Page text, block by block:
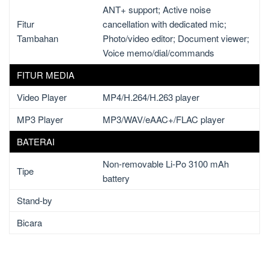
Fitur
Tambahan
ANT+ support; Active noise
cancellation with dedicated mic;
Photo/video editor; Document viewer;
Voice memo/dial/commands
FITUR MEDIA
Video Player
MP4/H.264/H.263 player
MP3 Player
MP3/WAV/eAAC+/FLAC player
BATERAI
Tipe
Non-removable Li-Po 3100 mAh
battery
Stand-by
Bicara